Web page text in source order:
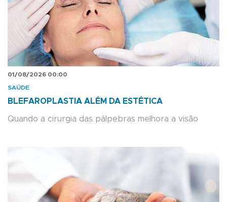
01/08/2026 00:00
SAÚDE
BLEFAROPLASTIA ALÉM DA ESTÉTICA
Quando a cirurgia das pálpebras melhora a visão